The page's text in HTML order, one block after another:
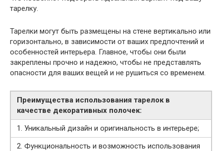
тарелку.
Тарелки могут быть размещены на стене вертикально или
горизонтально, в зависимости от ваших предпочтений и
особенностей интерьера. Главное, чтобы они были
закреплены прочно и надежно, чтобы не представлять
опасности для ваших вещей и не рушиться со временем.
Преимущества использования тарелок в
качестве декоративных полочек:
1. Уникальный дизайн и оригинальность в интерьере;
2. Функциональность и возможность использования